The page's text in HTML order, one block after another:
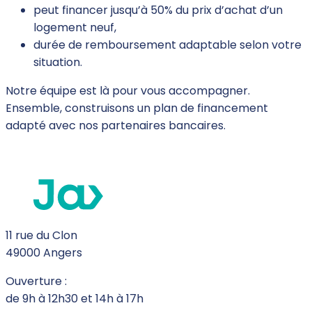
peut financer jusqu’à 50% du prix d’achat d’un
logement neuf,
durée de remboursement adaptable selon votre
situation.
Notre équipe est là pour vous accompagner.
Ensemble, construisons un plan de financement
adapté avec nos partenaires bancaires.
11 rue du Clon
49000 Angers
Ouverture :
de 9h à 12h30 et 14h à 17h